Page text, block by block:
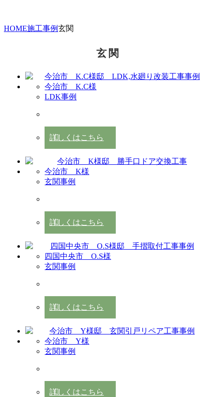
HOME施工事例玄関
玄関
今治市 K.C様
LDK事例
詳しくはこちら
今治市 K様
玄関事例
詳しくはこちら
四国中央市 O.S様
玄関事例
詳しくはこちら
今治市 Y様
玄関事例
詳しくはこちら